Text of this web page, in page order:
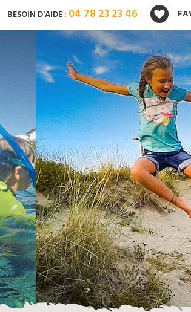
Vous avez déjà un compte ?
Mot de passe oublié ?
Nouveau client ?
BESOIN D'AIDE : 04 78 23 23 46